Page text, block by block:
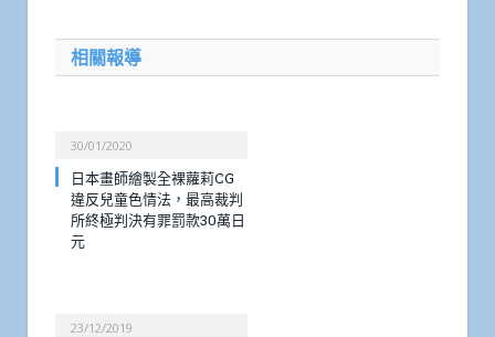
相關報導
30/01/2020
日本畫師繪製全裸蘿莉CG
違反兒童色情法，最高裁判
所終極判決有罪罰款30萬日
元
23/12/2019